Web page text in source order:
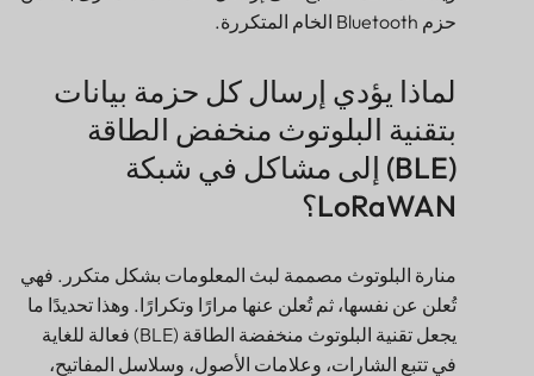
بتقنية البلوتوث منخفض الطاقة
(BLE) إلى مشاكل في شبكة
LoRaWAN؟
تُعلن عن نفسها، ثم تُعلن عنها مرارًا وتكرارًا. وهذا تحديدًا ما
يجعل تقنية البلوتوث منخفضة الطاقة (BLE) فعالة للغاية
في تتبع الشارات، وعلامات الأصول، وسلاسل المفاتيح،
والأساور، والبيانات البيئية.أجهزة الاستشعار, أزرار